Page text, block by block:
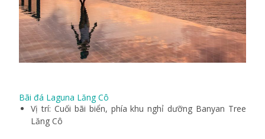
Bãi đá Laguna Lăng Cô
Vị trí: Cuối bãi biển, phía khu nghỉ dưỡng Banyan Tree
Lăng Cô